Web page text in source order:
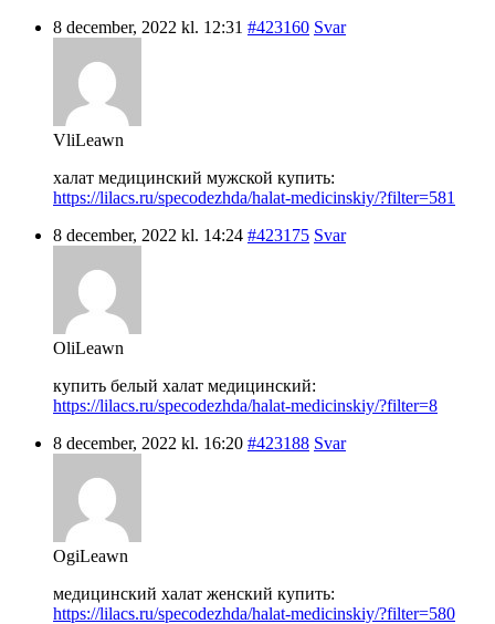
8 december, 2022 kl. 12:31 #423160 Svar
VliLeawn
халат медицинский мужской купить:
https://lilacs.ru/specodezhda/halat-medicinskiy/?filter=581
8 december, 2022 kl. 14:24 #423175 Svar
OliLeawn
купить белый халат медицинский:
https://lilacs.ru/specodezhda/halat-medicinskiy/?filter=8
8 december, 2022 kl. 16:20 #423188 Svar
OgiLeawn
медицинский халат женский купить:
https://lilacs.ru/specodezhda/halat-medicinskiy/?filter=580